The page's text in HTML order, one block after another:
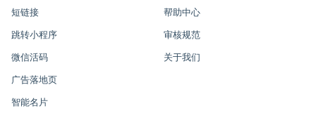
短链接
跳转小程序
微信活码
广告落地页
智能名片
帮助中心
审核规范
关于我们